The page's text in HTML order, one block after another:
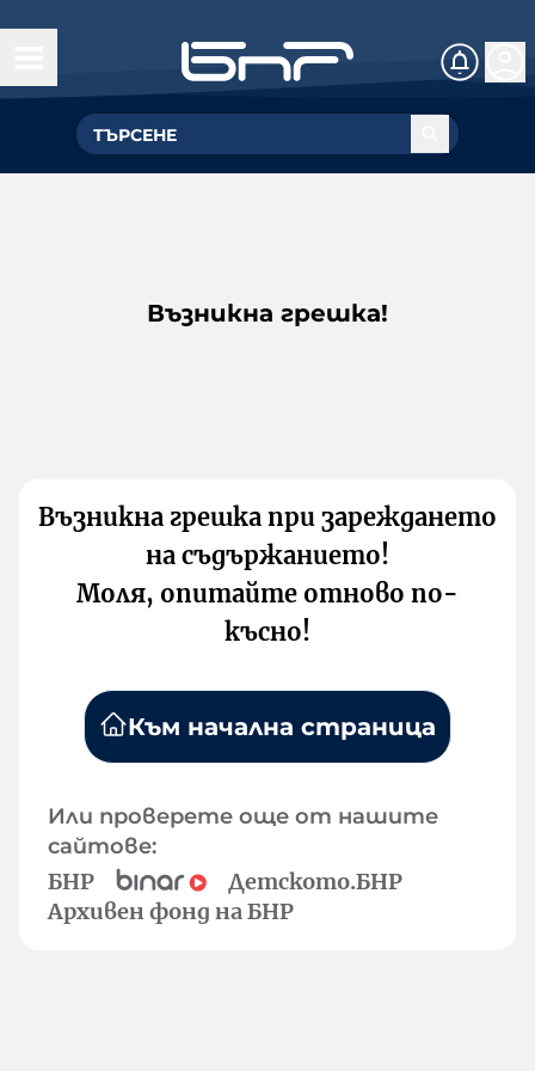
Възникна грешка!
Възникна грешка при зареждането
на съдържанието!
Моля, опитайте отново по-
късно!
Към начална страница
Или проверете още от нашите
сайтове:
БНР
Детското.БНР
Архивен фонд на БНР